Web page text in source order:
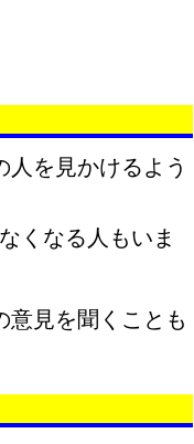
を見かけるよう
くなる人 もいま
見を聞くことも